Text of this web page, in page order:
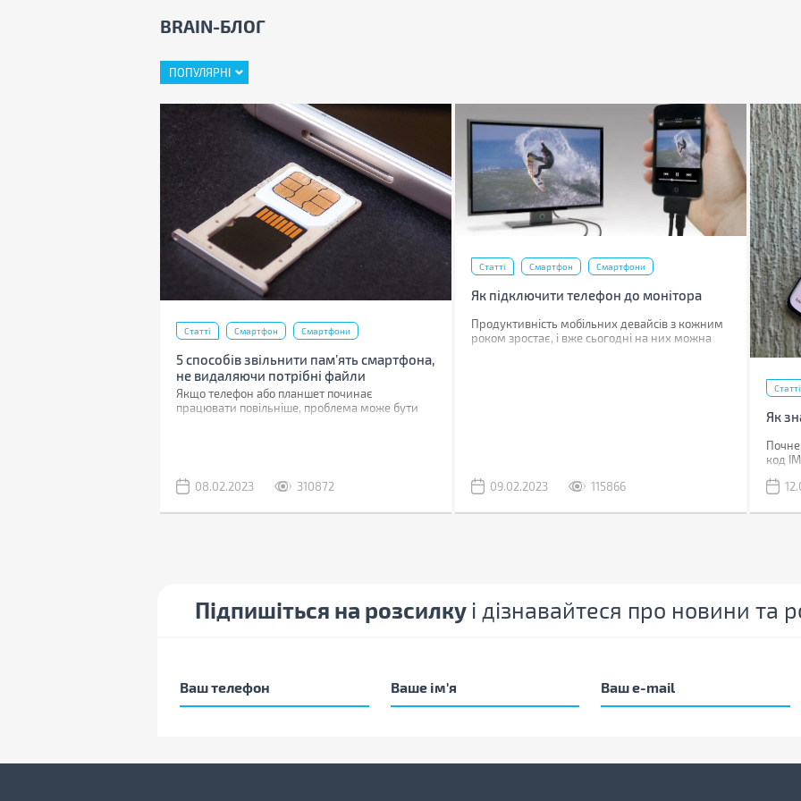
BRAIN-БЛОГ
ПОПУЛЯРНІ
Статті Смартфон Смартфони
5 способів звільнити пам’ять смартфона,
не видаляючи потрібні файли
Якщо телефон або планшет починає
працювати повільніше, проблема може бути
08.02.2023 310872
Статті Смартфон Смартфони
Як підключити телефон до монітора
Продуктивність мобільних девайсів з кожним
роком зростає, і вже сьогодні на них можна
09.02.2023 115866
Статті
Як
код
Якщо
слід
Підпишіться на розсилку і дізнавайтеся про новини та